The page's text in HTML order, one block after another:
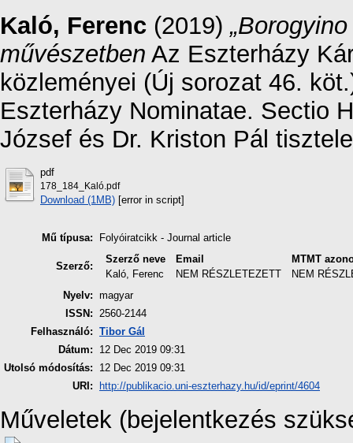
Kaló, Ferenc (2019)
művészetben Az Eszterházy
közleményei (Új sorozat 46.
Eszterházy Nominatae. Sectio
József és Dr. Kriston Pál
pdf
178_184_Kaló.pdf
Download (1MB) [error in script]
Mű típusa: Folyóiratcikk - Journal article
Szerző:
Szerző neve Email
MTMT
Kaló, Ferenc
NEM RÉSZLETEZETT
NEM
Nyelv: magyar
ISSN: 2560-2144
Felhasználó: Tibor Gál
Dátum:
12 Dec 2019 09:31
Utolsó módosítás:
12 Dec 2019 09:31
URI:
http://publikacio.uni-eszterhazy.hu/id/eprint/4604
Műveletek (bejelentkezés